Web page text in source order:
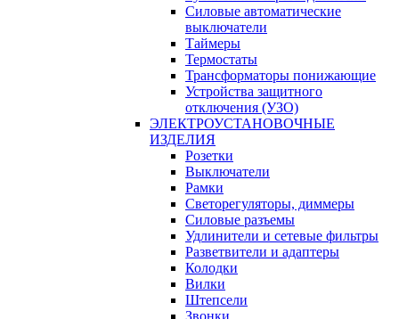
Силовые автоматические
выключатели
Таймеры
Термостаты
Трансформаторы понижающие
Устройства защитного
отключения (УЗО)
ЭЛЕКТРОУСТАНОВОЧНЫЕ
ИЗДЕЛИЯ
Розетки
Выключатели
Рамки
Светорегуляторы, диммеры
Силовые разъемы
Удлинители и сетевые фильтры
Разветвители и адаптеры
Колодки
Вилки
Штепсели
Звонки